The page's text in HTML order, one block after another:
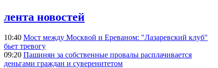
лента новостей
10:40 Мост между Москвой и Ереваном: "Лазаревский клуб"
бьет тревогу
09:20 Пашинян за собственные провалы расплачивается
деньгами граждан и суверенитетом